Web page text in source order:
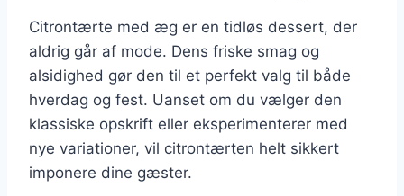
Citrontærte med æg er en tidløs dessert, der
aldrig går af mode. Dens friske smag og
alsidighed gør den til et perfekt valg til både
hverdag og fest. Uanset om du vælger den
klassiske opskrift eller eksperimenterer med
nye variationer, vil citrontærten helt sikkert
imponere dine gæster.